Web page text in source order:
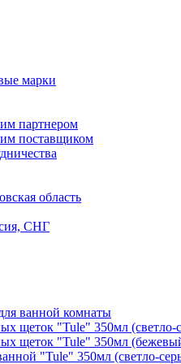
марки
партнером
поставщиком
область
СНГ
ванной комнаты
щеток "Tule" 350мл (светло-
щеток "Tule" 350мл
"Tule" 350мл (светло-